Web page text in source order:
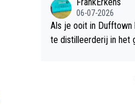
06-07-2026
Als je ooit in Dufftown
te distilleerderij in het gebied